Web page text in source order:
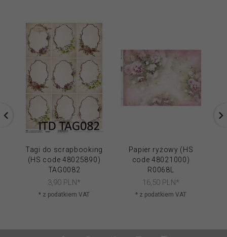
Tagi do scrapbooking
(HS code 48025890)
TAG0082
3,90 PLN*
* z podatkiem VAT
Papier ryżowy (HS
code 48021000)
R0068L
16,50 PLN*
* z podatkiem VAT